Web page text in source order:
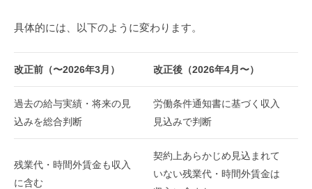
具体的には、以下のように変わります。
改正前（〜2026年3月） 改正後（2026年4月〜）
過去の給与実績・将来の見
込みを総合判断
労働条件通知書に基づく収入
見込みで判断
残業代・時間外賃金も収入
に含む
契約上あらかじめ見込まれて
いない残業代・時間外賃金は